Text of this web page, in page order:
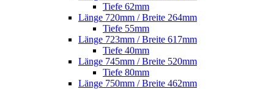
Tiefe 62mm
Länge 720mm / Breite 264mm
Tiefe 55mm
Länge 723mm / Breite 617mm
Tiefe 40mm
Länge 745mm / Breite 520mm
Tiefe 80mm
Länge 750mm / Breite 462mm